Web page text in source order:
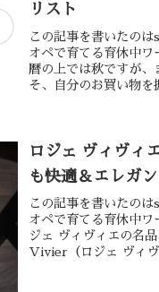
リスト
この記事を書いたの
オペで育てる育休中ワ
暦の上では秋ですが、
そ、自分のお買い物を
ロジェ ヴィヴィ
も快適＆エレガ
この記事を書いたの
オペで育てる育休中ワ
ジェ ヴィヴィエの名
Vivier（ロジェ ヴィ